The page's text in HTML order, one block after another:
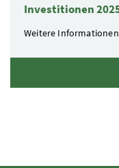
Investitionen
Weitere